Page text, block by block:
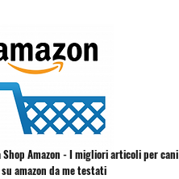
Shop Amazon - I migliori articoli per cani
su amazon da me testati